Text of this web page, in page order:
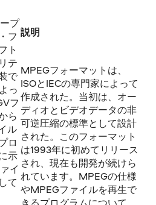
プ
フ
ト
テ
で
っ
フ
ら
ル
ロ
示
イ
て
説明
MPEGフォーマットは、
ISOとIECの専門家によって
作成された。当初は、オー
ディオとビデオデータの非
可逆圧縮の標準として設計
された。このフォーマット
は1993年に初めてリリース
され、現在も開発が続けら
れています。MPEGの仕様
やMPEGファイルを再生で
きるプログラムについて